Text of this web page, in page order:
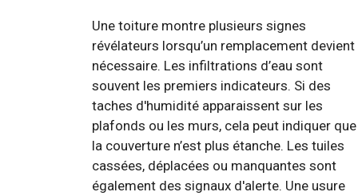
Une toiture montre plusieurs signes
révélateurs lorsqu’un remplacement devient
nécessaire. Les infiltrations d’eau sont
souvent les premiers indicateurs. Si des
taches d'humidité apparaissent sur les
plafonds ou les murs, cela peut indiquer que
la couverture n’est plus étanche. Les tuiles
cassées, déplacées ou manquantes sont
également des signaux d'alerte. Une usure